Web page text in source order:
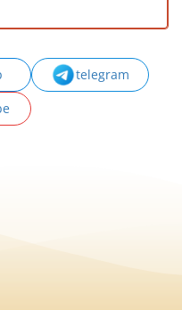
telegram